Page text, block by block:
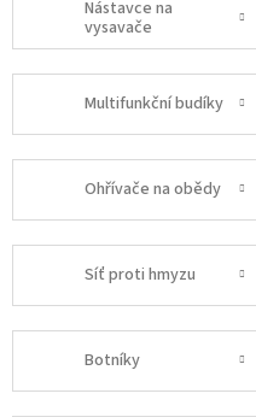
Nástavce na
vysavače
Multifunkční budíky
Ohřívače na obědy
Síť proti hmyzu
Botníky